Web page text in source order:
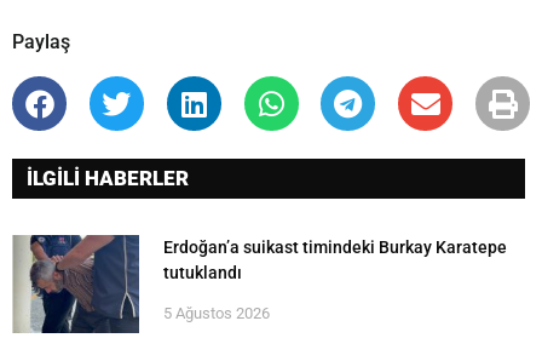
Paylaş
İLGİLİ HABERLER
Erdoğan’a suikast timindeki Burkay Karatepe
tutuklandı
5 Ağustos 2026